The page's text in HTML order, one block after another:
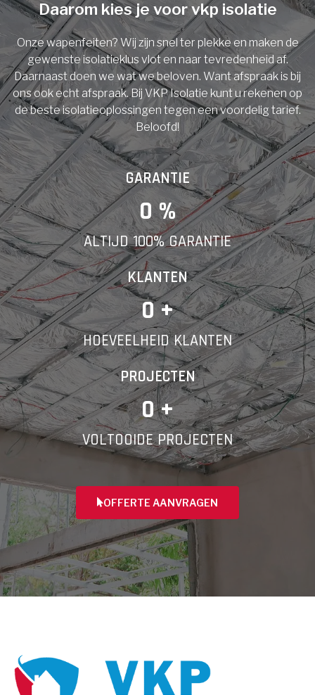
Vloerisolatie
Dakisolatie
Gevelisolatie
Vorige Volgende
Voornaam
Achternaam
E-mail
Telefoonnummer
Vorige
Daarom kies je voor vkp isolatie
Onze wapenfeiten? Wij zijn snel ter plekke en maken de
gewenste isolatieklus vlot en naar tevredenheid af.
Daarnaast doen we wat we beloven. Want afspraak is bij
ons ook echt afspraak. Bij VKP Isolatie kunt u rekenen op
de beste isolatieoplossingen tegen een voordelig tarief.
Beloofd!
GARANTIE
0 %
ALTIJD 100% GARANTIE
KLANTEN
0 +
HOEVEELHEID KLANTEN
PROJECTEN
0 +
VOLTOOIDE PROJECTEN
OFFERTE AANVRAGEN